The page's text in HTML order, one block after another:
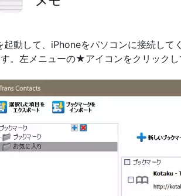
動して、iPhoneをパソコンに接続して
。左メニューの★アイコンをクリックし